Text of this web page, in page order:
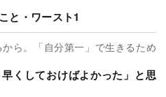
と・ワースト1
ら。「自分第一」で生きるため
くしておけばよかった」と思